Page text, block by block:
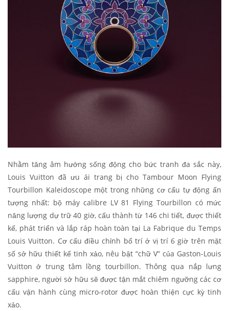
Nhằm tăng âm hưởng sống động cho bức tranh đa sắc này,
Louis Vuitton đã ưu ái trang bị cho Tambour Moon Flying
Tourbillon Kaleidoscope một trong những cơ cấu tự động ấn
tượng nhất: bộ máy calibre LV 81 Flying Tourbillon có mức
năng lượng dự trữ 40 giờ, cấu thành từ 146 chi tiết, được thiết
kế, phát triển và lắp ráp hoàn toàn tại La Fabrique du Temps
Louis Vuitton. Cơ cấu điều chỉnh bố trí ở vị trí 6 giờ trên mặt
số sở hữu thiết kế tinh xảo, nêu bật “chữ V” của Gaston-Louis
Vuitton ở trung tâm lồng tourbillon. Thông qua nắp lưng
sapphire, người sở hữu sẽ được tận mắt chiêm ngưỡng các cơ
cấu vận hành cùng micro-rotor được hoàn thiện cực kỳ tinh
xảo.